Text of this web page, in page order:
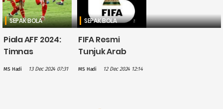
SEPAK BOLA
Piala AFF 2024:
Timnas
MS Hadi 13 Dec 2024 07:31
SEPAK BOLA
FIFA Resmi
Tunjuk Arab
MS Hadi 12 Dec 2024 12:14